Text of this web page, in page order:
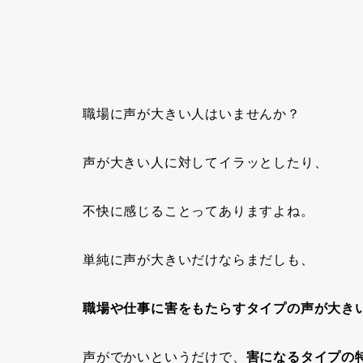
職場に声が大きい人 はいませんか？
声が大きい人に対してイラッとしたり、
不快に感じることってありますよね。
単純に声が大きいだけならまだしも、
職場や仕事に害をもたらすタイプの声が大き
声がでかいというだけで、 害になるタイプの